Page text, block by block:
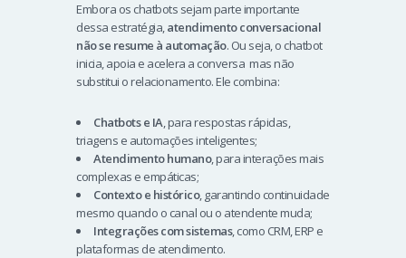
Embora os chatbots sejam parte importante
dessa estratégia,atendimento conversacional
não se resume à automação. Ou seja, o chatbot
inicia, apoia e acelera a conversa mas não
substitui o relacionamento. Ele combina:
Chatbots e IA, para respostas rápidas,
triagens e automações inteligentes;
Atendimento humano, para interações mais
complexas e empáticas;
Contexto e histórico, garantindo continuidade
mesmo quando o canal ou o atendente muda;
Integrações com sistemas, como CRM, ERP e
plataformas de atendimento.